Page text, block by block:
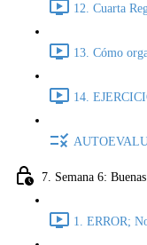
12. Cuarta
13. Cómo
14.
7. Semana 6:
1. ERROR;